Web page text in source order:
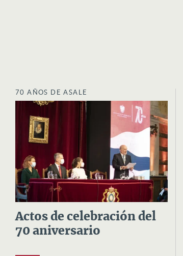
70 AÑOS DE ASALE
Actos de celebración del
70 aniversario